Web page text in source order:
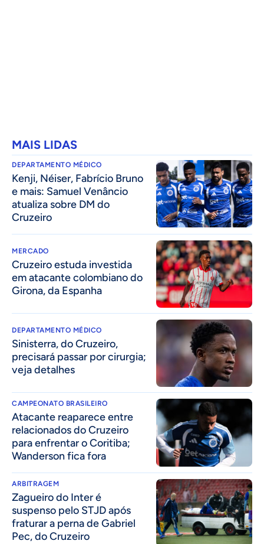
MAIS LIDAS
DEPARTAMENTO MÉDICO
Kenji, Néiser, Fabrício Bruno
e mais: Samuel Venâncio
atualiza sobre DM do
Cruzeiro
MERCADO
Cruzeiro estuda investida
em atacante colombiano do
Girona, da Espanha
DEPARTAMENTO MÉDICO
Sinisterra, do Cruzeiro,
precisará passar por cirurgia;
veja detalhes
CAMPEONATO BRASILEIRO
Atacante reaparece entre
relacionados do Cruzeiro
para enfrentar o Coritiba;
Wanderson fica fora
ARBITRAGEM
Zagueiro do Inter é
suspenso pelo STJD após
fraturar a perna de Gabriel
Pec, do Cruzeiro